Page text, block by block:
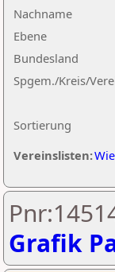
Nachname
Ebene
Sortierung
Bundesland
Spgem./Kreis/
Vereinslisten:
Grafik